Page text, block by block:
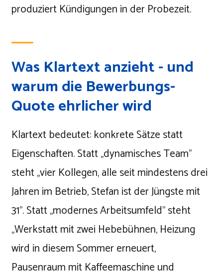
produziert Kündigungen in der Probezeit.
Was Klartext anzieht - und
warum die Bewerbungs-
Quote ehrlicher wird
Klartext bedeutet: konkrete Sätze statt
Eigenschaften. Statt „dynamisches Team"
steht „vier Kollegen, alle seit mindestens drei
Jahren im Betrieb, Stefan ist der Jüngste mit
31". Statt „modernes Arbeitsumfeld" steht
„Werkstatt mit zwei Hebebühnen, Heizung
wird in diesem Sommer erneuert,
Pausenraum mit Kaffeemaschine und